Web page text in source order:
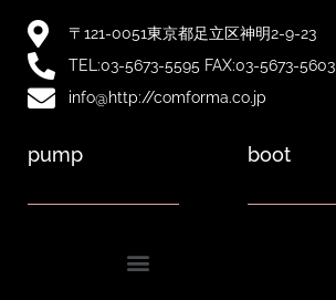
〒121-0051東京都足立区神明2-9-23
TEL:03-5673-5595 FAX:03-5673-5603
info@http://comforma.co.jp
pump boot